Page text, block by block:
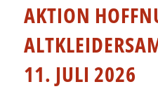
AKTION
11. JULI 2026